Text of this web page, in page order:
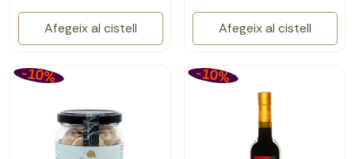
Afegeix al cistell Afegeix al cistell
-10% -10%